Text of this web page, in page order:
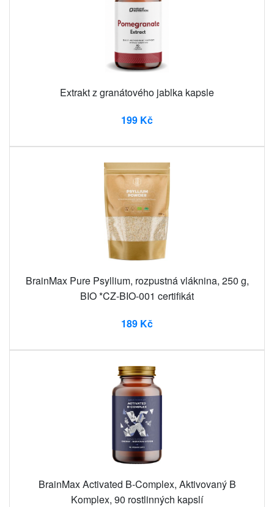
Extrakt z granátového jablka kapsle
199 Kč
BrainMax Pure Psyllium, rozpustná vláknina, 250 g,
BIO *CZ-BIO-001 certifikát
189 Kč
BrainMax Activated B-Complex, Aktivovaný B
Komplex, 90 rostlinných kapslí